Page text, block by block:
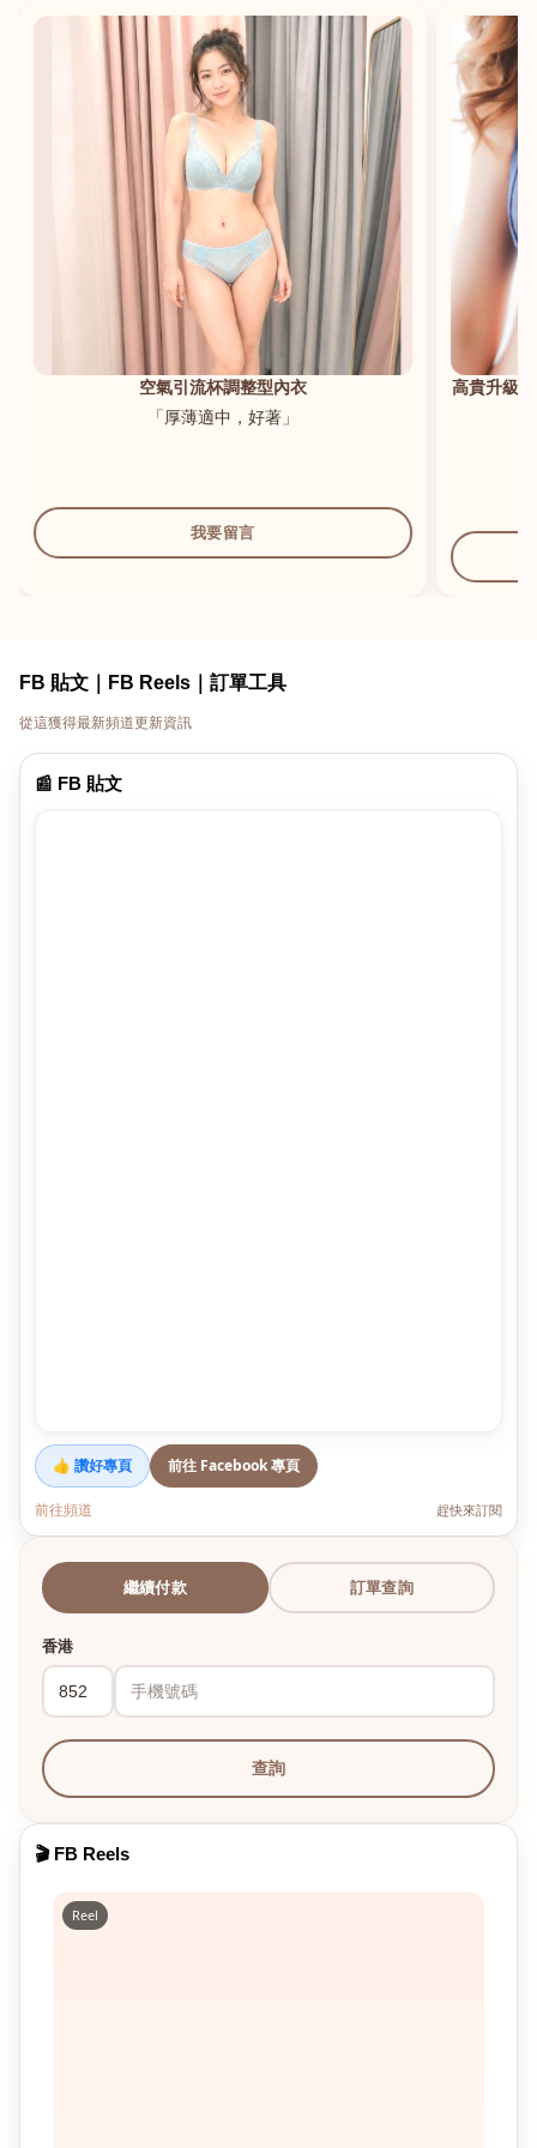
空氣引流杯調整型內衣
「厚薄適中，好著」
我要留言
高貴升級
FB 貼文｜FB Reels｜訂單工具
從這獲得最新頻道更新資訊
📰 FB 貼文
👍 讚好專頁 前往 Facebook 專頁
前往頻道 趕快來訂閱
繼續付款 訂單查詢
香港
查詢
🎬 FB Reels
Reel
港澳中文
English